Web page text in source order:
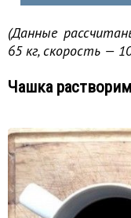
(Данные
65 кг, скорость —
Чашка